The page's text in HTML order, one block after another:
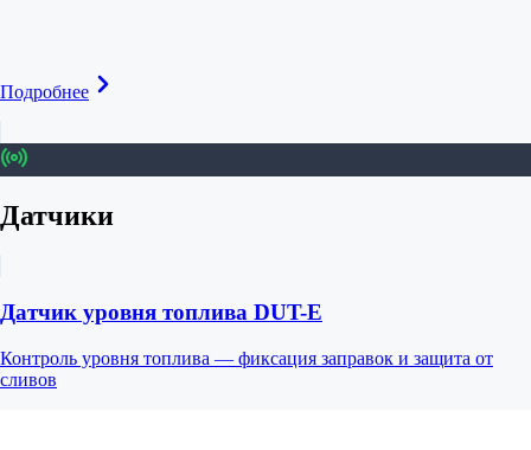
Подробнее
Датчики
Датчик уровня топлива DUT-E
Контроль уровня топлива — фиксация заправок и защита от
сливов